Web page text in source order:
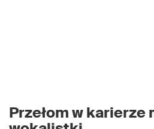
Przełom w karierze